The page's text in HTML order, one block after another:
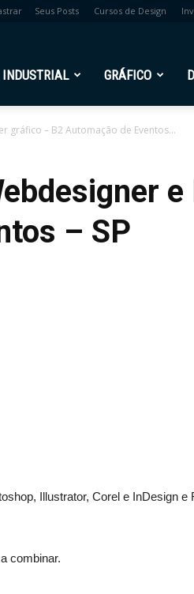
Seus Posts Cursos de Design
INDUSTRIAL GRÁFICO
gráfico – B2 Automação de Eventos...
– SP
Illustrator, Corel e InDesign e
combinar.